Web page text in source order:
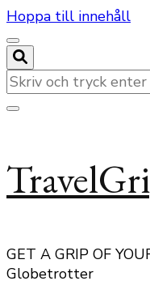
Hoppa till innehåll
Letar
du
efter
GET A GRIP OF
Globetrotter